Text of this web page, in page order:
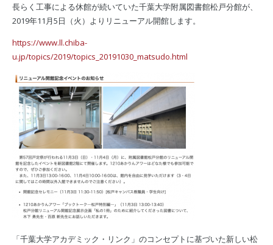
長らく工事による休館が続いていた千葉大学附属図書館松戸分館が、
2019年11月5日（火）よりリニューアル開館します。
https://www.ll.chiba-
u.jp/topics/2019/topics_20191030_matsudo.html
「千葉大学アカデミック・リンク」のコンセプトに基づいた新しい松